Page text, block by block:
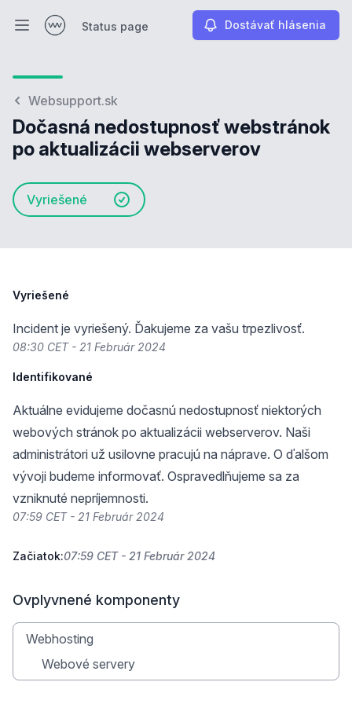
Otvoriť hlavné menu
Status page Dostávať hlásenia
Websupport.sk
Dočasná nedostupnosť webstránok
po aktualizácii webserverov
Vyriešené
Vyriešené
Incident je vyriešený. Ďakujeme za vašu trpezlivosť.
08:30 CET - 21 Február 2024
Identifikované
Aktuálne evidujeme dočasnú nedostupnosť niektorých
webových stránok po aktualizácii webserverov. Naši
administrátori už usilovne pracujú na náprave. O ďalšom
vývoji budeme informovať. Ospravedlňujeme sa za
vzniknuté nepríjemnosti.
07:59 CET - 21 Február 2024
Začiatok:07:59 CET - 21 Február 2024
Ovplyvnené komponenty
Webhosting
Webové servery